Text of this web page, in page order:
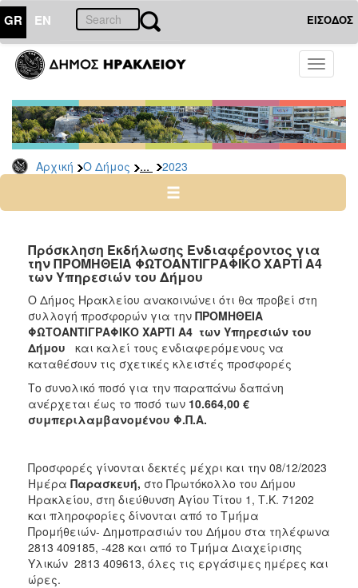
GR EN ΕΙΣΟΔΟΣ
Toggle
Αρχική Ο Δήμος ... 2023
ΔΗΜΟΣ
Διακηρύξεις
-
Δημοπρασίες
Αρχείο
2025
2023
2022
2021
2020
2019
2017
2016
2013
ΤΟΠΟΣ
Πρόσκληση Εκδήλωσης Ενδιαφέροντος για
την ΠΡΟΜΗΘΕΙΑ ΦΩΤΟΑΝΤΙΓΡΑΦΙΚΟ ΧΑΡΤΙ Α4
των Υπηρεσιών του Δήμου
Ο Δήμος Ηρακλείου ανακοινώνει ότι θα προβεί στη
συλλογή προσφορών για την ΠΡΟΜΗΘΕΙΑ
ΦΩΤΟΑΝΤΙΓΡΑΦΙΚΟ ΧΑΡΤΙ Α4 των Υπηρεσιών του
Δήμου
και καλεί τους ενδιαφερόμενους να
καταθέσουν τις σχετικές κλειστές προσφορές
Το συνολικό ποσό για την παραπάνω δαπάνη
ανέρχεται έως το ποσό των 10.664,00 €
συμπεριλαμβανομένου Φ.Π.Α.
Προσφορές γίνονται δεκτές μέχρι και την 08/12/2023
Ημέρα Παρασκευή, στο Πρωτόκολλο του Δήμου
Ηρακλείου, στη διεύθυνση Αγίου Τίτου 1, Τ.Κ. 71202
και πληροφορίες δίνονται από το Τμήμα
Προμήθειών- Δημοπρασιών του Δήμου στα τηλέφωνα
2813 409185, -428 και από το Τμήμα Διαχείρισης
Υλικών 2813 409613, όλες τις εργάσιμες ημέρες και
ώρες.